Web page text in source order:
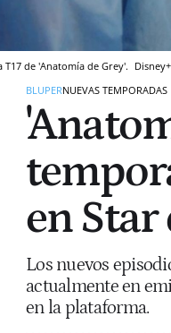
T17 de 'Anatomía de Grey'. Disney+
BLUPERNUEVAS TEMPORADAS
en Star
Los nuevos
actualmente en
en la plataforma.